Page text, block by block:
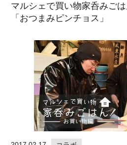
マルシェで買い物家呑みご
「おつまみピンチョス」